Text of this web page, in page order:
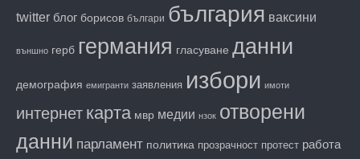
twitter блог борисов българи българия ваксини
външно герб германия гласуване данни
демография емигранти заявления избори имоти
интернет карта мвр медии нзок отворени
данни парламент политика прозрачност протест работа